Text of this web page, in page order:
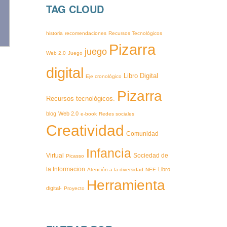
TAG CLOUD
historia recomendaciones Recursos Tecnológicos
Web 2.0 Juego juego Pizarra
digital Eje cronológico Libro Digital
Recursos tecnológicos. Pizarra
blog Web 2.0 e-book Redes sociales
Creatividad Comunidad
Virtual Picasso Infancia Sociedad de
la Informacion Atención a la diversidad NEE Libro
digital- Proyecto Herramienta